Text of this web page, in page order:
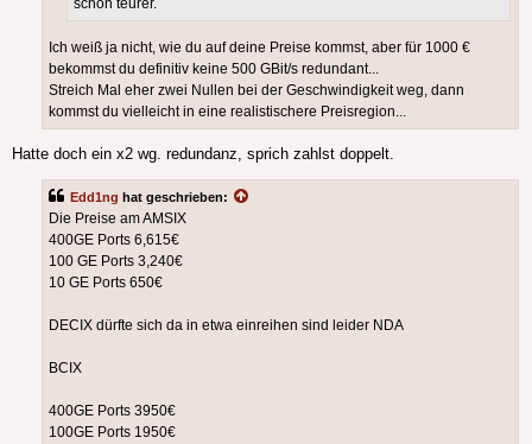
schon teurer.
Ich weiß ja nicht, wie du auf deine Preise kommst, aber für 1000 €
bekommst du definitiv keine 500 GBit/s redundant...
Streich Mal eher zwei Nullen bei der Geschwindigkeit weg, dann
kommst du vielleicht in eine realistischere Preisregion...
Hatte doch ein x2 wg. redundanz, sprich zahlst doppelt.
Edd1ng hat geschrieben:
Die Preise am AMSIX
400GE Ports 6,615€
100 GE Ports 3,240€
10 GE Ports 650€
DECIX dürfte sich da in etwa einreihen sind leider NDA
BCIX
400GE Ports 3950€
100GE Ports 1950€